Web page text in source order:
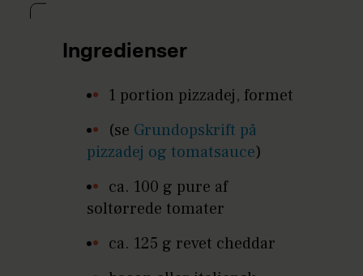
Ingredienser
1 portion pizzadej, formet
(se Grundopskrift på
pizzadej og tomatsauce)
ca. 100 g pure af
soltørrede tomater
ca. 125 g revet cheddar